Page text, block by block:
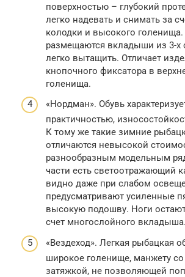
поверхностью – глубокий
легко надевать и снимать за
колодки и высокого голенища.
размещаются вкладыши из 3-х
легко вытащить. Отличает
кнопочного фиксатора в
голенища.
«Нордман». Обувь
практичностью,
К тому же такие зимние
отличаются невысокой
разнообразным модельным
части есть светоотражающий
видно даже при слабом
предусматривают усиленные
высокую подошву. Ноги
счет многослойного вкладыша.
«Вездеход». Легкая рыбацкая
широкое голенище, манжету
затяжкой, не позволяющей